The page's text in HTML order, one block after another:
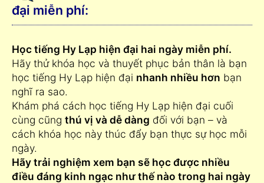
đại miễn phí:
Học tiếng Hy Lạp hiện đại hai ngày miễn phí.
Hãy thử khóa học và thuyết phục bản thân là bạn
học tiếng Hy Lạp hiện đại nhanh nhiều hơn bạn
nghĩ ra sao.
Khám phá cách học tiếng Hy Lạp hiện đại cuối
cùng cũng thú vị và dễ dàng đối với bạn – và
cách khóa học này thúc đẩy bạn thực sự học mỗi
ngày.
Hãy trải nghiệm xem bạn sẽ học được nhiều
điều đáng kinh ngạc như thế nào trong hai ngày